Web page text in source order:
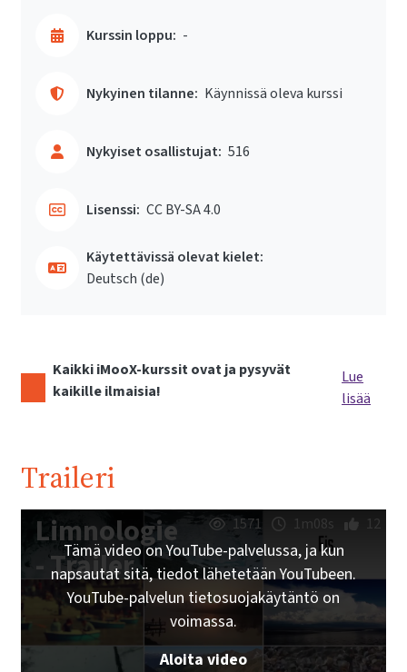
Kurssin loppu: -
Nykyinen tilanne: Käynnissä oleva kurssi
Nykyiset osallistujat: 516
Lisenssi: CC BY-SA 4.0
Käytettävissä olevat kielet:
Deutsch ‎(de)‎
Kaikki iMooX-kurssit ovat ja pysyvät
kaikille ilmaisia!
Lue
lisää
Traileri
Limnologie
- Trailer
1571 1m08s 12
Tämä video on YouTube-palvelussa, ja kun
napsautat sitä, tiedot lähetetään YouTubeen.
YouTube-palvelun tietosuojakäytäntö on
voimassa.
Aloita video